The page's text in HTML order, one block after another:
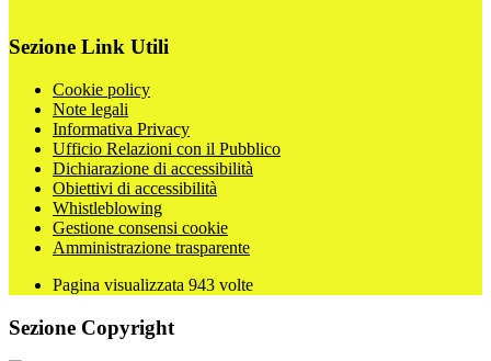
Sezione Link Utili
Cookie policy
Note legali
Informativa Privacy
Ufficio Relazioni con il Pubblico
Dichiarazione di accessibilità
Obiettivi di accessibilità
Whistleblowing
Gestione consensi cookie
Amministrazione trasparente
Pagina visualizzata 943 volte
Sezione Copyright